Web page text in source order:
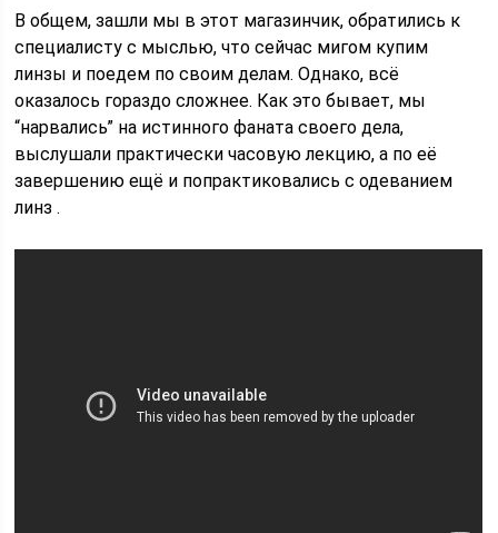
В общем, зашли мы в этот магазинчик, обратились к
специалисту с мыслью, что сейчас мигом купим
линзы и поедем по своим делам. Однако, всё
оказалось гораздо сложнее. Как это бывает, мы
“нарвались” на истинного фаната своего дела,
выслушали практически часовую лекцию, а по её
завершению ещё и попрактиковались с одеванием
линз .